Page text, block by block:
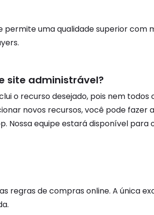
permite uma qualidade superior
site administrável?
o recurso desejado, pois nem
novos recursos, você pode
equipe estará disponível para
regras de compras online. A única